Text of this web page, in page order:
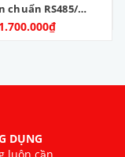
chuẩn RS485/
/ RS232 sang tín
1.700.000₫
DỤNG